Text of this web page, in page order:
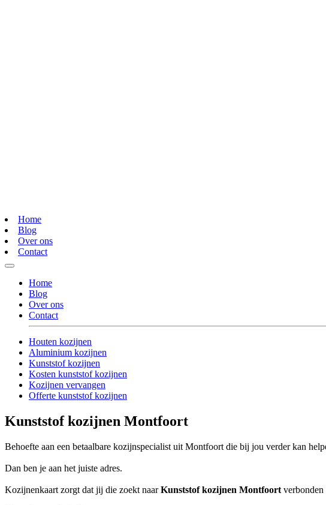
Home
Blog
Over ons
Contact
Home
Blog
Over ons
Contact
Houten kozijnen
Aluminium kozijnen
Kunststof kozijnen
Kosten kunststof kozijnen
Kozijnen vervangen
Offerte kunststof kozijnen
Kunststof kozijnen Montfoort
Behoefte aan een betaalbare kozijnspecialist uit Montfoort die bij jou verder kan
Dan ben je aan het juiste adres.
Kozijnenkaart zorgt dat jij die zoekt naarKunststof kozijnen Montfoort